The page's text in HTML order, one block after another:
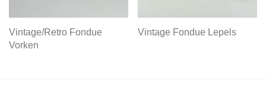
Vintage/Retro Fondue
Vorken
Vintage Fondue Lepels